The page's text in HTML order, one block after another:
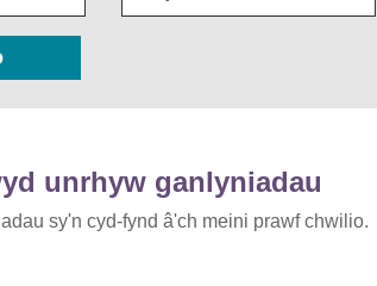
unrhyw ganlyniadau
sy'n cyd-fynd â'ch meini prawf chwilio.